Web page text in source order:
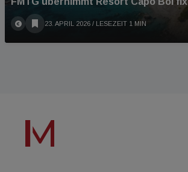
23. APRIL 2026 / LESEZEIT 1 MIN